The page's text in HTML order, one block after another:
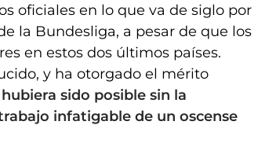
oficiales en lo que va de siglo por
la Bundesliga, a pesar de que los
en estos dos últimos países.
y ha otorgado el mérito
sido posible sin la
infatigable de un oscense